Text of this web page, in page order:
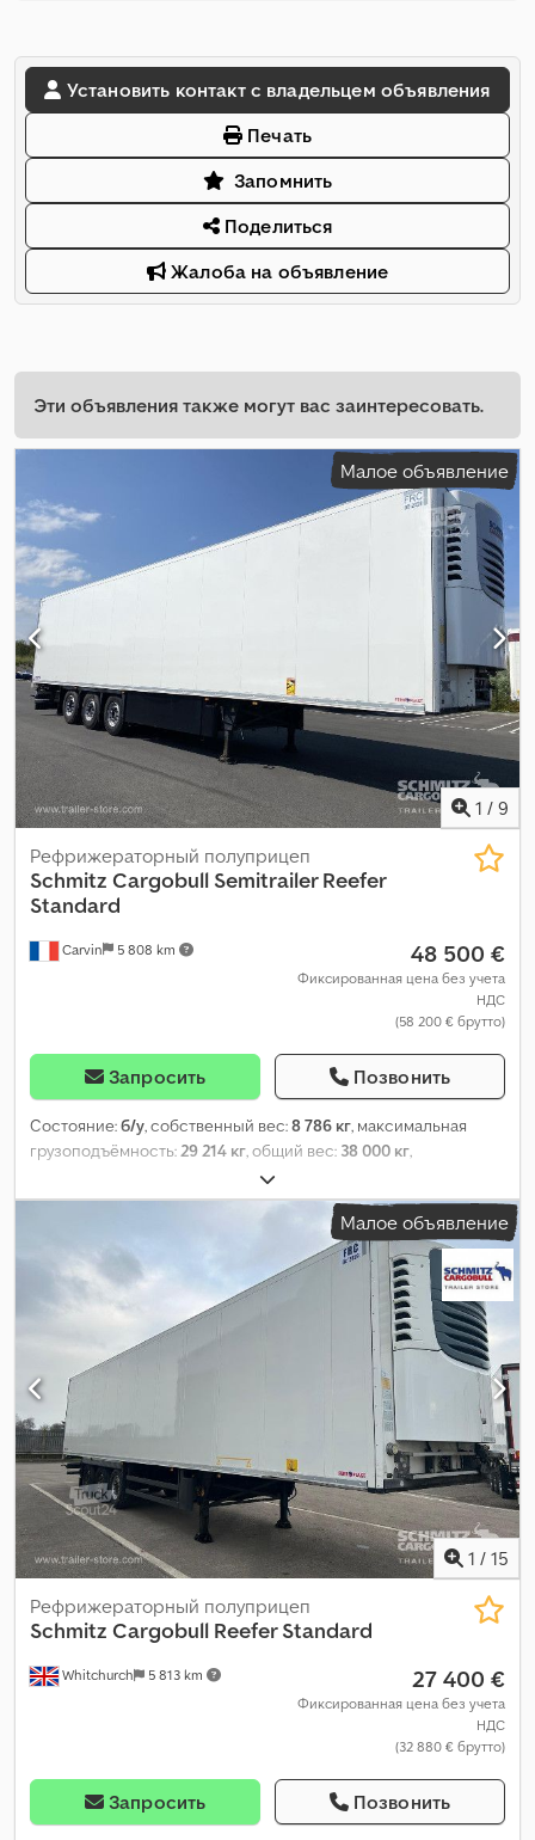
Установить контакт с владельцем объявления
Печать
Запомнить
Поделиться
Жалоба на объявление
Эти объявления также могут вас заинтересовать.
Малое объявление
1 / 9
Carvin 5 808 km
Рефрижераторный полуприцеп
Schmitz Cargobull Semitrailer Reefer
Standard
48 500 €
Фиксированная цена без учета
НДС
(58 200 € брутто)
Запросить Позвонить
Состояние:б/у, собственный вес:8 786 кг, максимальная
грузоподъёмность: 29 214 кг , общий вес: 38 000 кг
, первая регистрация:
грузового отсека:13 620 мм, ширина пространства для
, высота грузового отсека:2 700 мм, объем
грузового пространства:
, подвеска:воздух, размер
шины:385/65 R22,5 , Год выпуска:2023 , Оборудование: ABS,
Малое объявление
1 / 15
Whitchurch 5 813 km
Рефрижераторный полуприцеп
Schmitz Cargobull Reefer Standard
27 400 €
Фиксированная цена без учета
НДС
(32 880 € брутто)
Запросить Позвонить